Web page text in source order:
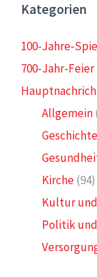
Kategorien
100-Jahre-
700-Jahr-Feier
Allgemein
Geschichte
Kirche(94)
Kultur
Politik